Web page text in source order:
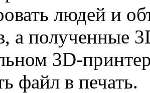
людей и
а полученные
3D-
файл в печать.